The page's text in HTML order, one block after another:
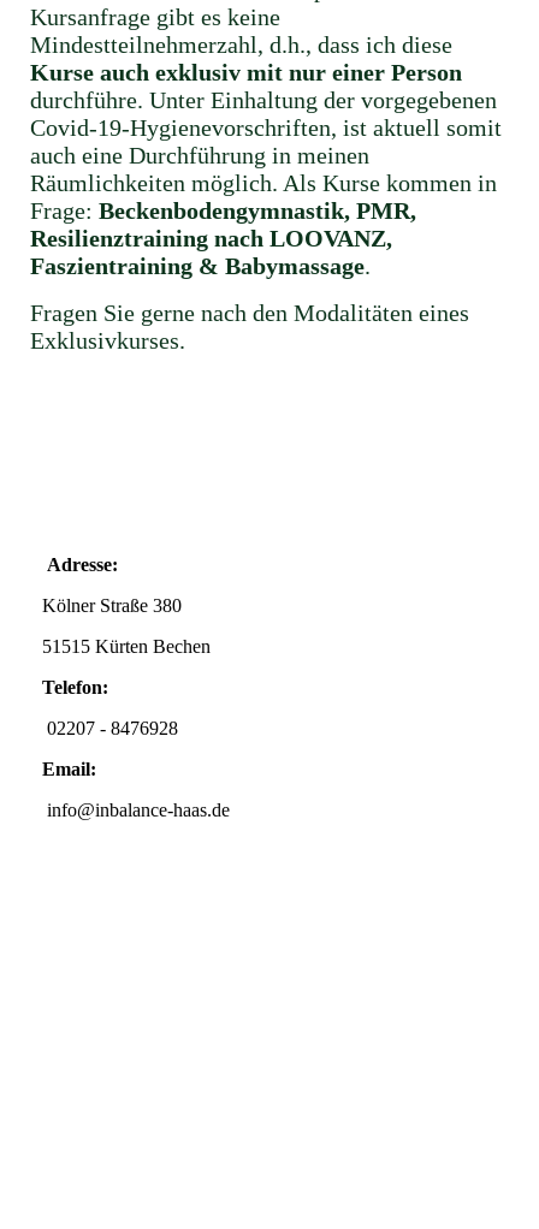
Kursanfrage gibt es keine
Mindestteilnehmerzahl, d.h., dass ich diese
Kurse auch exklusiv mit nur einer Person
durchführe. Unter Einhaltung der vorgegebenen
Covid-19-Hygienevorschriften, ist aktuell somit
auch eine Durchführung in meinen
Räumlichkeiten möglich. Als Kurse kommen in
Frage: Beckenbodengymnastik, PMR,
Resilienztraining nach LOOVANZ,
Faszientraining & Babymassage.
Fragen Sie gerne nach den Modalitäten eines
Exklusivkurses.
Adresse:
Kölner Straße 380
51515 Kürten Bechen
Telefon:
02207 - 8476928
Email:
info@inbalance-haas.de